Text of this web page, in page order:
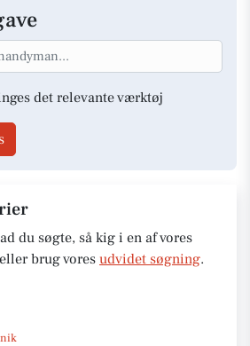
det relevante værktøj
du søgte, så kig i en af vores
brug vores udvidet søgning.